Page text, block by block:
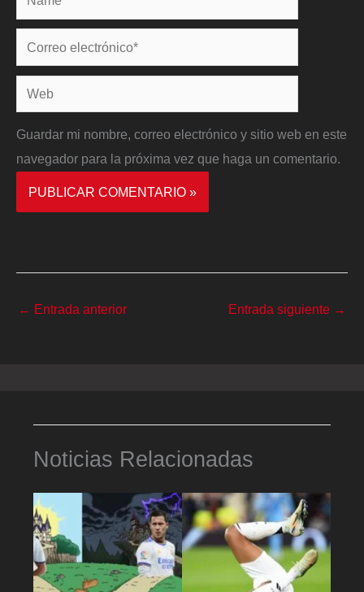
Correo
electrónico*
Web
Guardar mi nombre, correo electrónico y sitio web en este
navegador para la próxima vez que haga un comentario.
← Entrada anterior Entrada siguiente →
Noticias Relacionadas